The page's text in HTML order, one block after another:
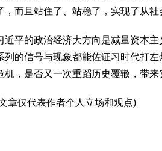
，而且站住了、站稳了，实现了从
近平的政治经济大方向是减量资本
列的信号与现象都能佐证习时代打
机，是否又一次重蹈历史覆辙，带来
章仅代表作者个人立场和观点)